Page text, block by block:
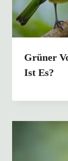
Grüner
Ist Es?